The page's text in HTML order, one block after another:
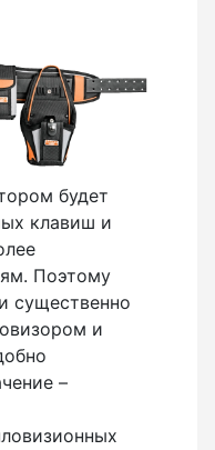
будет
клавиш и
Поэтому
существенно
и
–